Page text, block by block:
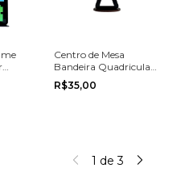
Centro de Mesa
Bandeira Quadriculada
Corrida Decoração
Festa
R$35,00
1 de 3